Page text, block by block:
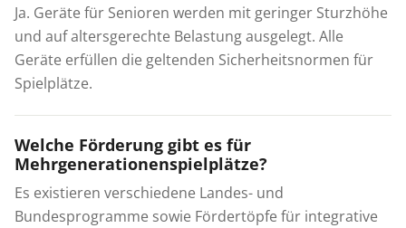
Ja. Geräte für Senioren werden mit geringer Sturzhöhe
und auf altersgerechte Belastung ausgelegt. Alle
Geräte erfüllen die geltenden Sicherheitsnormen für
Spielplätze.
Welche Förderung gibt es für
Mehrgenerationenspielplätze?
Es existieren verschiedene Landes- und
Bundesprogramme sowie Fördertöpfe für integrative